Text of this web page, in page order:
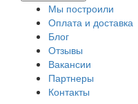
Мы построили
Оплата и доставка
Блог
Отзывы
Вакансии
Партнеры
Контакты